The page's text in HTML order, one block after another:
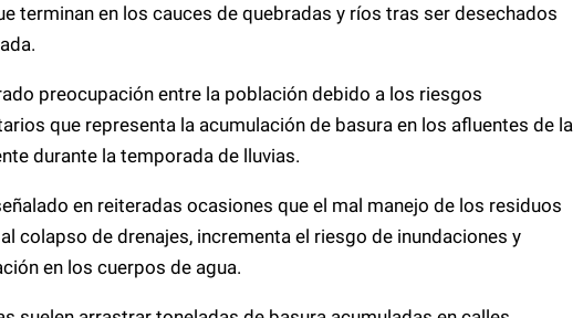
terminan en los cauces de quebradas y ríos tras ser desechados
preocupación entre la población debido a los riesgos
que representa la acumulación de basura en los afluentes de la
durante la temporada de lluvias.
en reiteradas ocasiones que el mal manejo de los residuos
colapso de drenajes, incrementa el riesgo de inundaciones y
en los cuerpos de agua.